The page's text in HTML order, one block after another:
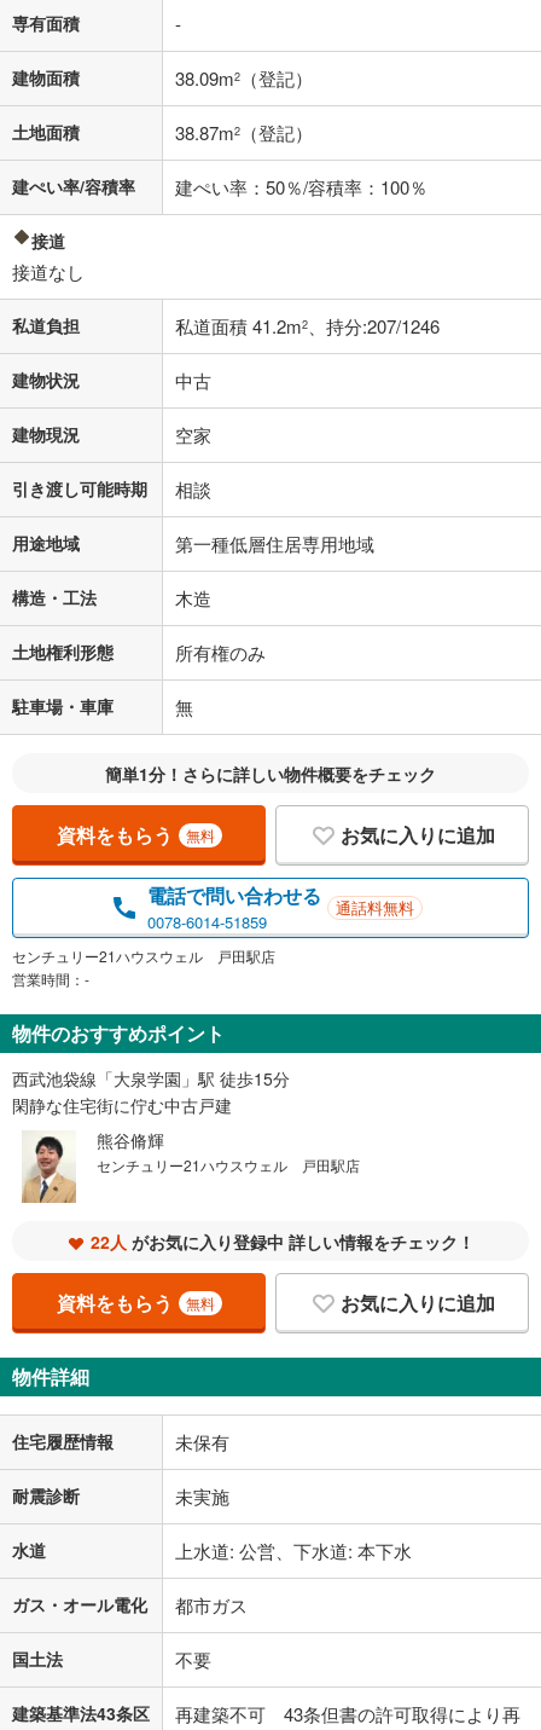
専有面積 -
建物面積 38.09m2 （登記）
土地面積 38.87m2 （登記）
建ぺい率/容積率 建ぺい率：50％/容積率：100％
接道
接道なし
私道負担 私道面積 41.2m2 、持分:207/1246
建物状況 中古
建物現況 空家
引き渡し可能時期 相談
用途地域 第一種低層住居専用地域
構造・工法 木造
土地権利形態 所有権のみ
駐車場・車庫 無
簡単1分！さらに詳しい物件概要をチェック
資料をもらう 無料 お気に入りに追加
電話で問い合わせる
0078-6014-51859
通話料無料
センチュリー21ハウスウェル 戸田駅店
営業時間：-
物件のおすすめポイント
西武池袋線「大泉学園」駅 徒歩15分
閑静な住宅街に佇む中古戸建
熊谷脩輝
センチュリー21ハウスウェル 戸田駅店
22人 がお気に入り登録中 詳しい情報をチェック！
資料をもらう 無料 お気に入りに追加
物件詳細
住宅履歴情報 未保有
耐震診断 未実施
水道 上水道: 公営、下水道: 本下水
ガス・オール電化 都市ガス
国土法 不要
建築基準法43条区
再建築不可 43条但書の許可取得により再